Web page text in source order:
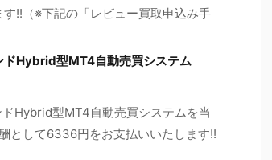
!!（※下記の「レビュー買取申込み手
ドHybrid型MT4自動売買システム
Hybrid型MT4自動売買システムを当
として6336円をお支払いいたします!!